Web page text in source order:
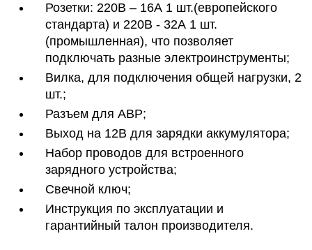
Розетки: 220В – 16А 1 шт.(европейского
стандарта) и 220В - 32А 1 шт.
(промышленная), что позволяет
подключать разные электроинструменты;
Вилка, для подключения общей нагрузки, 2
шт.;
Разъем для АВР;
Выход на 12В для зарядки аккумулятора;
Набор проводов для встроенного
зарядного устройства;
Свечной ключ;
Инструкция по эксплуатации и
гарантийный талон производителя.